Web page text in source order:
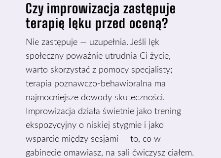
Czy improwizacja zastępuje
terapię lęku przed oceną?
Nie zastępuje — uzupełnia. Jeśli lęk
społeczny poważnie utrudnia Ci życie,
warto skorzystać z pomocy specjalisty;
terapia poznawczo-behawioralna ma
najmocniejsze dowody skuteczności.
Improwizacja działa świetnie jako trening
ekspozycyjny o niskiej stygmie i jako
wsparcie między sesjami — to, co w
gabinecie omawiasz, na sali ćwiczysz ciałem.